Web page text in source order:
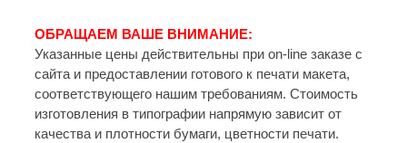
ОБРАЩАЕМ ВАШЕ ВНИМАНИЕ:
Указанные цены действительны при on-line заказе с
сайта и предоставлении готового к печати макета,
соответствующего нашим требованиям. Стоимость
изготовления в типографии напрямую зависит от
качества и плотности бумаги, цветности печати.